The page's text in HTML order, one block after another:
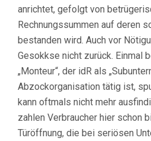
anrichtet, gefolgt von
Rechnungssummen auf deren
bestanden wird. Auch vor
Gesokkse nicht zurück. Einmal
„Monteur“, der idR als
Abzockorganisation tätig ist,
kann oftmals nicht mehr
zahlen Verbraucher hier schon
Türöffnung, die bei seriösen